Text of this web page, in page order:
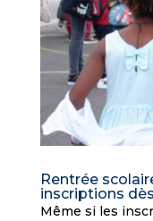
Rentrée
inscriptions
Même si les